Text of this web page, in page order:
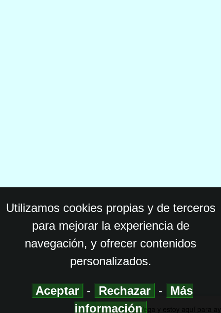
Utilizamos cookies propias y de terceros
para mejorar la experiencia de
navegación, y ofrecer contenidos
personalizados.
Aceptar - Rechazar -
Más
información